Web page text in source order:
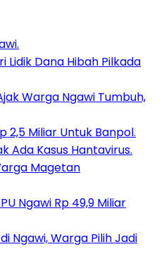
Lidik Dana Hibah Pilkada
Warga Ngawi Tumbuh,
2,5 Miliar Untuk Banpol.
Ada Kasus Hantavirus.
Magetan
Ngawi Rp 49,9 Miliar
Ngawi, Warga Pilih Jadi